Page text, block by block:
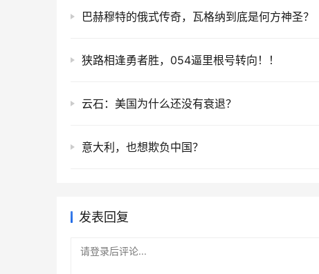
巴赫穆特的俄式传奇，瓦格纳到底是何方神圣？
狭路相逢勇者胜，054逼里根号转向！！
云石：美国为什么还没有衰退？
意大利，也想欺负中国？
发表回复
请登录后评论...